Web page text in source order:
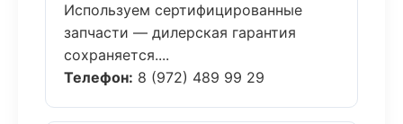
Используем сертифицированные
запчасти — дилерская гарантия
сохраняется....
Телефон: 8 (972) 489 99 29